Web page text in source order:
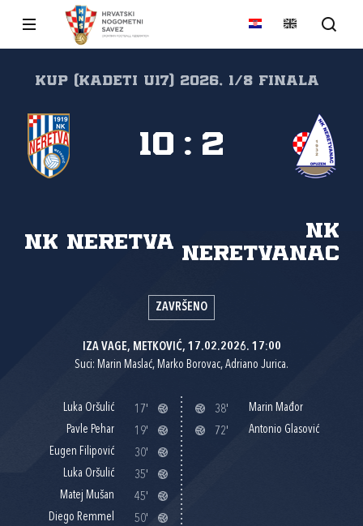
Kup (kadeti U17) 2026, 1/8 finala
NK Neretva
NK
Neretvanac
10 : 2
ZAVRŠENO
IZA VAGE, METKOVIĆ, 17.02.2026. 17:00
Suci: Marin Maslać, Marko Borovac, Adriano Jurica.
Luka Oršulić
17'
Pavle Pehar
19'
Eugen Filipović
30'
Luka Oršulić
35'
Matej Mušan
45'
Diego Remmel
50'
38'
Marin Mađor
72'
Antonio Glasović